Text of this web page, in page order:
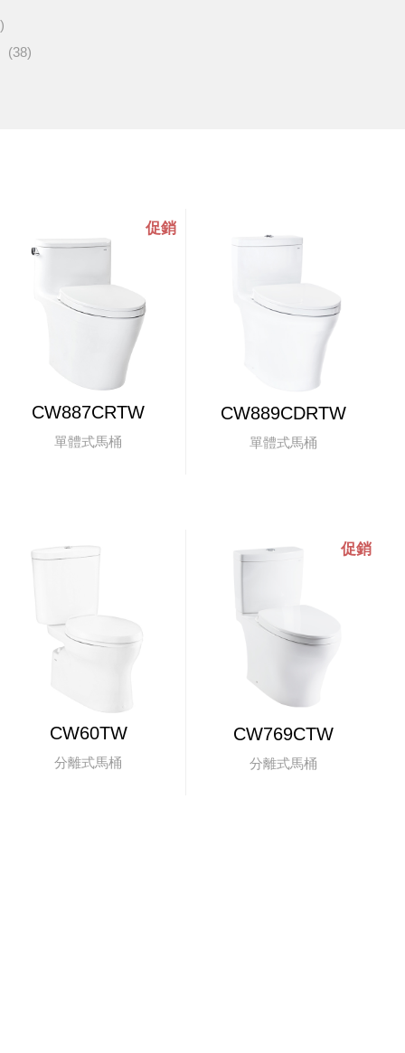
(38)
CW887CRTW
單體式馬桶
CW889CDRTW
單體式馬桶
CW60TW
分離式馬桶
CW769CTW
分離式馬桶